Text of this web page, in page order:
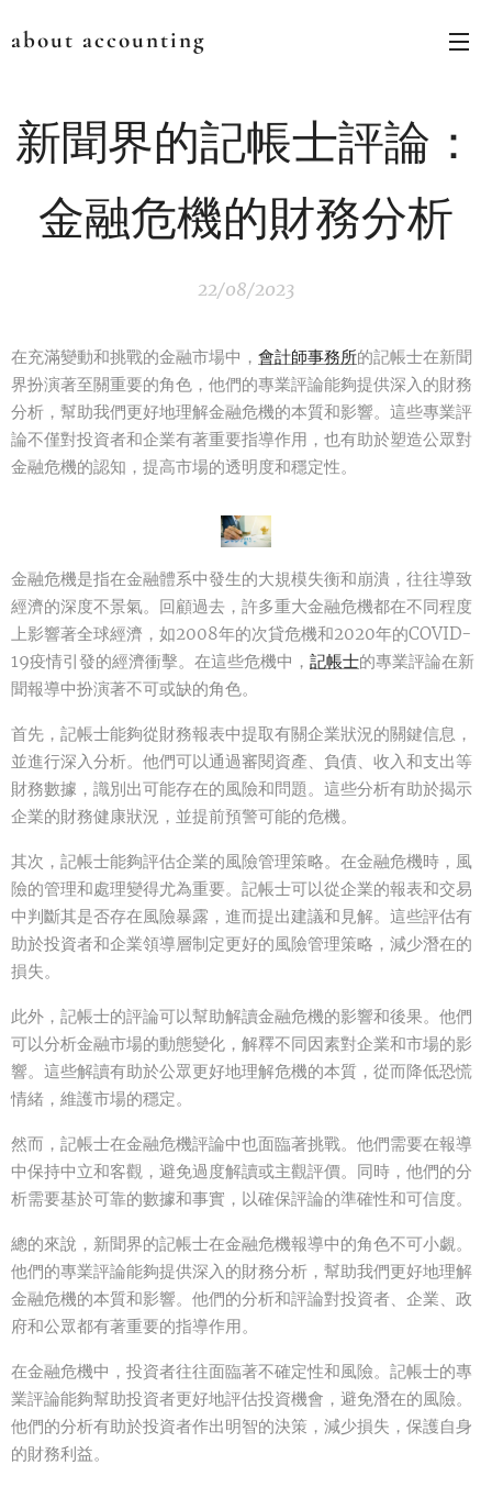
about accounting
新聞界的記帳士評論：
金融危機的財務分析
22/08/2023
在充滿變動和挑戰的金融市場中， 會計師事務所的記帳士在新聞
界扮演著至關重要的角色，他們的專業評論能夠提供深入的財務
分析，幫助我們更好地理解金融危機的本質和影響。這些專業評
論不僅對投資者和企業有著重要指導作用，也有助於塑造公眾對
金融危機的認知，提高市場的透明度和穩定性。
金融危機是指在金融體系中發生的大規模失衡和崩潰，往往導致
經濟的深度不景氣。回顧過去，許多重大金融危機都在不同程度
上影響著全球經濟，如2008年的次貸危機和2020年的COVID-
19疫情引發的經濟衝擊。在這些危機中， 記帳士的專業評論在新
聞報導中扮演著不可或缺的角色。
首先，記帳士能夠從財務報表中提取有關企業狀況的關鍵信息，
並進行深入分析。他們可以通過審閱資產、負債、收入和支出等
財務數據，識別出可能存在的風險和問題。這些分析有助於揭示
企業的財務健康狀況，並提前預警可能的危機。
其次，記帳士能夠評估企業的風險管理策略。在金融危機時，風
險的管理和處理變得尤為重要。記帳士可以從企業的報表和交易
中判斷其是否存在風險暴露，進而提出建議和見解。這些評估有
助於投資者和企業領導層制定更好的風險管理策略，減少潛在的
損失。
此外，記帳士的評論可以幫助解讀金融危機的影響和後果。他們
可以分析金融市場的動態變化，解釋不同因素對企業和市場的影
響。這些解讀有助於公眾更好地理解危機的本質，從而降低恐慌
情緒，維護市場的穩定。
然而，記帳士在金融危機評論中也面臨著挑戰。他們需要在報導
中保持中立和客觀，避免過度解讀或主觀評價。同時，他們的分
析需要基於可靠的數據和事實，以確保評論的準確性和可信度。
總的來說，新聞界的記帳士在金融危機報導中的角色不可小覷。
他們的專業評論能夠提供深入的財務分析，幫助我們更好地理解
金融危機的本質和影響。他們的分析和評論對投資者、企業、政
府和公眾都有著重要的指導作用。
在金融危機中，投資者往往面臨著不確定性和風險。記帳士的專
業評論能夠幫助投資者更好地評估投資機會，避免潛在的風險。
他們的分析有助於投資者作出明智的決策，減少損失，保護自身
的財務利益。